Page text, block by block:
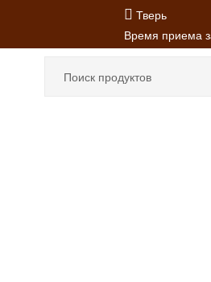
Тверь
Время приема